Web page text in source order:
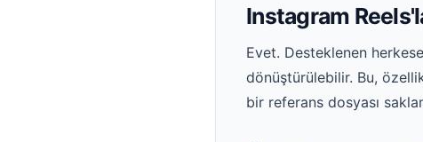
Instagram
Evet. Desteklenen
dönüştürülebilir. Bu,
bir referans dosyası